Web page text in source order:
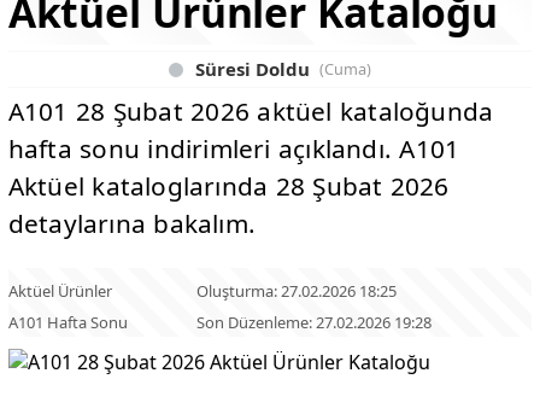
Aktüel Ürünler Kataloğu
Süresi Doldu (Cuma)
A101 28 Şubat 2026 aktüel kataloğunda
hafta sonu indirimleri açıklandı. A101
Aktüel kataloglarında 28 Şubat 2026
detaylarına bakalım.
Aktüel Ürünler
A101 Hafta Sonu
Oluşturma: 27.02.2026 18:25
Son Düzenleme: 27.02.2026 19:28